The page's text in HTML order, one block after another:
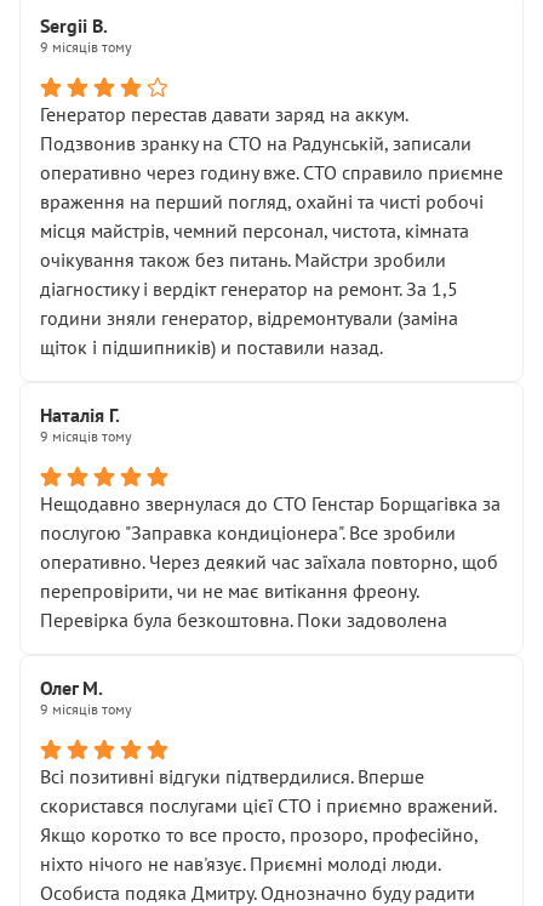
Sergii B.
9 місяців тому
Генератор перестав давати заряд на аккум.
Подзвонив зранку на СТО на Радунській, записали
оперативно через годину вже. СТО справило приємне
враження на перший погляд, охайні та чисті робочі
місця майстрів, чемний персонал, чистота, кімната
очікування також без питань. Майстри зробили
діагностику і вердікт генератор на ремонт. За 1,5
години зняли генератор, відремонтували (заміна
щіток і підшипників) и поставили назад.
Наталія Г.
9 місяців тому
Нещодавно звернулася до СТО Генстар Борщагівка за
послугою "Заправка кондиціонера". Все зробили
оперативно. Через деякий час заїхала повторно, щоб
перепровірити, чи не має витікання фреону.
Перевірка була безкоштовна. Поки задоволена
Олег М.
9 місяців тому
Всі позитивні відгуки підтвердилися. Вперше
скористався послугами цієї СТО і приємно вражений.
Якщо коротко то все просто, прозоро, професійно,
ніхто нічого не нав'язує. Приємні молоді люди.
Особиста подяка Дмитру. Однозначно буду радити